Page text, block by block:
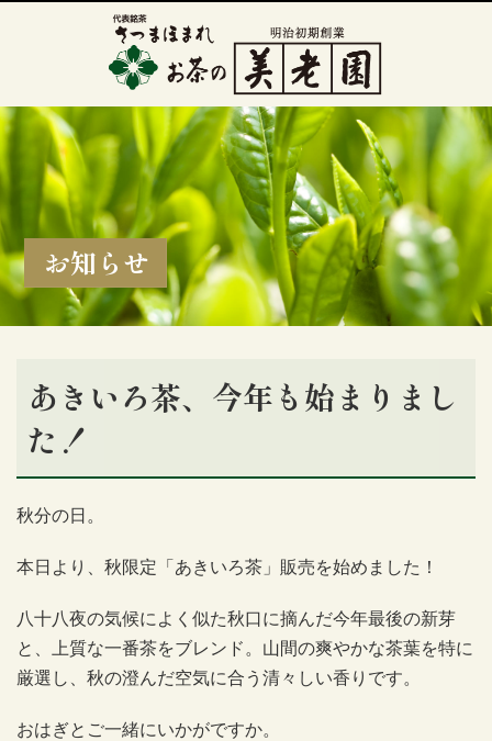
お知らせ
あきいろ茶、今年も始まりまし
た！
秋分の日。
本日より、秋限定「あきいろ茶」販売を始めました！
八十八夜の気候によく似た秋口に摘んだ今年最後の新芽
と、上質な一番茶をブレンド。山間の爽やかな茶葉を特に
厳選し、秋の澄んだ空気に合う清々しい香りです。
おはぎとご一緒にいかがですか。